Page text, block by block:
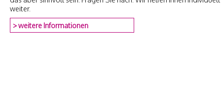
weiter.
> weitere Informationen